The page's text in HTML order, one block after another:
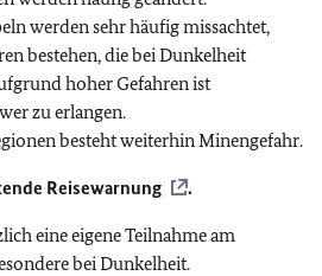
werden sehr häufig missachtet,
bestehen, die bei Dunkelheit
hoher Gefahren ist
zu erlangen.
besteht weiterhin Minengefahr.
Reisewarnung .
eine eigene Teilnahme am
bei Dunkelheit.